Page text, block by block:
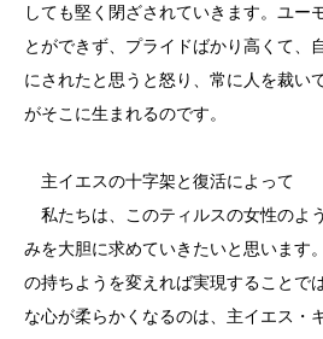
しても堅く閉ざされていきます。ユー
とができず、プライドばかり高くて、
にされたと思うと怒り、常に人を裁い
がそこに生まれるのです。
主イエスの十字架と復活によって
私たちは、このティルスの女性のよ
みを大胆に求めていきたいと思います
の持ちようを変えれば実現することで
な心が柔らかくなるのは、主イエス・